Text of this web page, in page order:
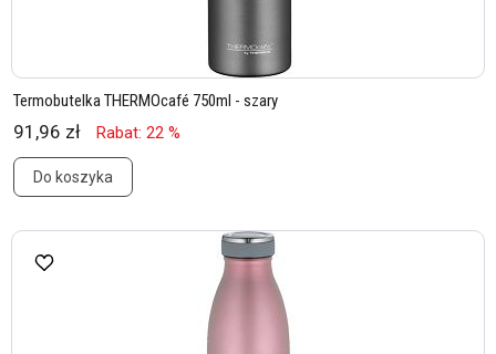
Termobutelka THERMOcafé 750ml - szary
91,96 zł Rabat: 22 %
Do koszyka